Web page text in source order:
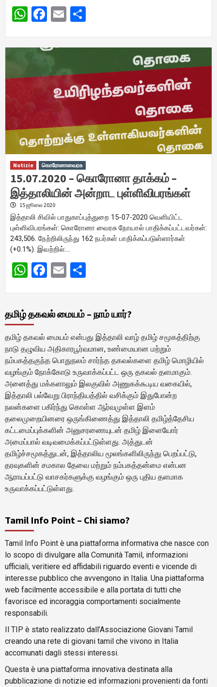
WhatsApp
Facebook
Email
Notizie கொரோனாவைரசு
15.07.2020 – கொரோனா தாக்கம் –
இத்தாலியின் அன்றாட புள்ளிவிபரங்கள்
15 ஜூலை 2020
இத்தாலி சிவில் பாதுகாப்புத்துறை 15-07-2020 வெளியிட்ட
புள்ளிவிபரங்கள்: கொரோனா வைரசு நோயால் பாதிக்கப்பட்டவர்கள்:
243,506. நேற்றிலிருந்து 162 நபர்கள் பாதிக்கப்படுள்ளார்கள்
(+0.1%). இவற்றில்:…
WhatsApp
Facebook
Email
தமிழ் தகவல் மையம் – நாம் யார்?
தமிழ் தகவல் மையம் என்பது இத்தாலி வாழ் தமிழ் சமூகத்திற்கு
நாடு தழுவிய அதிகாரபூர்வமான, உண்மையான மற்றும்
நம்பகத்தகுந்த பொதுநலம் சார்ந்த தகவல்களை தமிழ் மொழியில்
வழங்கும் நோக்கோடு உருவாக்கப்பட்ட ஒரு தகவல் தளமாகும்.
அனைத்து மக்களாலும் இலகுவில் அணுகக்கூடிய வகையில்,
இத்தாலி பல்வேறு பிராந்தியத்தில் வசிக்கும் இதுபோன்ற
நலன்களை பகிர்ந்து கொள்ள ஆர்வமுள்ள இளம்
தலைமுறையினரை ஒருங்கிணைத்து இத்தாலி தமிழ்த்தேசிய
கட்டமைப்புக்களின் அனுசரணையுடன் தமிழ் இளையோர்
அமைப்பால் வடிவமைக்கப்பட்டுள்ளது. அத்துடன்
தமிழ்ச்சமூகத்துடன், இத்தாலிய மூலங்களிலிருந்து பெறப்பட்டு,
தரவுகளின் சமகால தேவை மற்றும் நம்பகத்தன்மை என்பன
ஆராயப்பட்டு வாசகர்களுக்கு வழங்கும் ஒரு புதிய தளமாக
உருவாக்கப்பட்டுள்ளது.
Tamil Info Point – Chi siamo?
Tamil Info Point è una piattaforma informativa che nasce con
lo scopo di divulgare alla Comunità Tamil, informazioni
ufficiali, veritiere ed affidabili riguardo eventi e vicende di
interesse pubblico che avvengono in Italia. Una piattaforma
web facilmente accessibile e alla portata di tutti che
favorisce ed incoraggia comportamenti socialmente
responsabili.
Il TIP è stato realizzato dall’Associazione Giovani Tamil
creando una rete di giovani tamil che vivono in Italia
accomunati dagli stessi interessi.
Questa è una piattaforma innovativa destinata alla
pubblicazione di notizie ed informazioni provenienti da fonti